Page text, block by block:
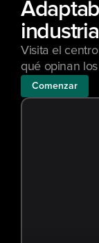
industria
Visita el
qué opinan
Comenzar